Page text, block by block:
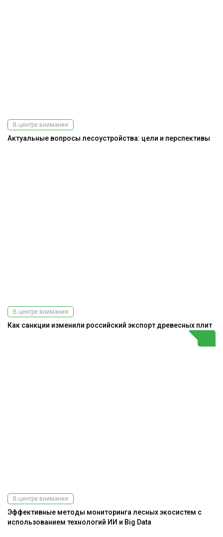
В центре внимания
Актуальные вопросы лесоустройства: цели и перспективы
В центре внимания
Как санкции изменили российский экспорт древесных плит
В центре внимания
Эффективные методы мониторинга лесных экосистем с
использованием технологий ИИ и Big Data